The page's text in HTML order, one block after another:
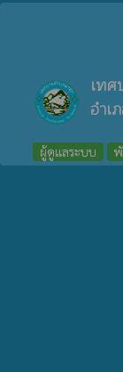
เท
อำเ
ผู้ดูแลระบบ